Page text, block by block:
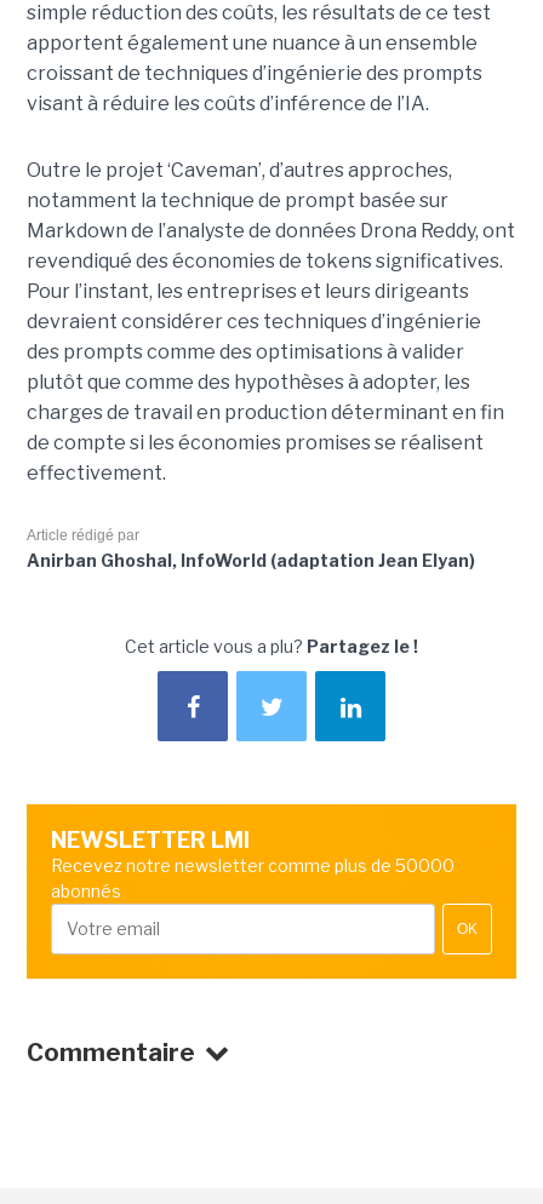
simple réduction des coûts, les résultats de ce test
apportent également une nuance à un ensemble
croissant de techniques d’ingénierie des prompts
visant à réduire les coûts d’inférence de l’IA.
Outre le projet ‘Caveman’, d’autres approches,
notamment la technique de prompt basée sur
Markdown de l’analyste de données Drona Reddy, ont
revendiqué des économies de tokens significatives.
Pour l’instant, les entreprises et leurs dirigeants
devraient considérer ces techniques d’ingénierie
des prompts comme des optimisations à valider
plutôt que comme des hypothèses à adopter, les
charges de travail en production déterminant en fin
de compte si les économies promises se réalisent
effectivement.
Article rédigé par
Anirban Ghoshal, InfoWorld (adaptation Jean Elyan)
Cet article vous a plu? Partagez le !
NEWSLETTER LMI
Recevez notre newsletter comme plus de 50000
abonnés
OK
Commentaire